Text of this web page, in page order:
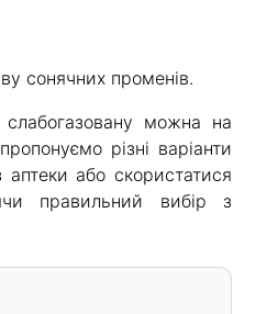
сонячних променів.
можна на
різні варіанти
або скористатися
правильний вибір з